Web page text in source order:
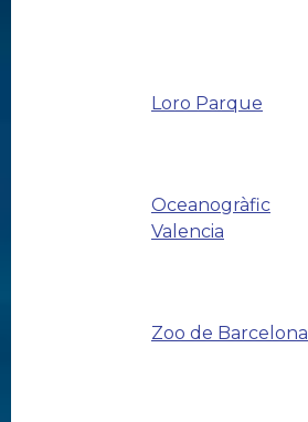
Loro Parque
Oceanogràfic
Valencia
Zoo de Barcelona